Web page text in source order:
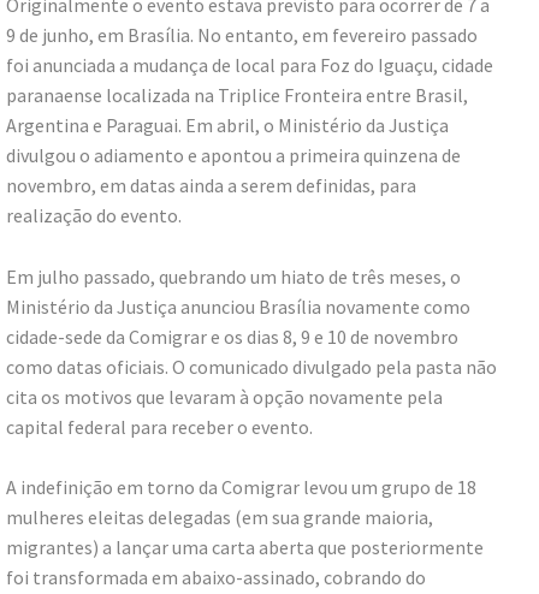
Originalmente o evento estava previsto para ocorrer de 7 a
9 de junho, em Brasília. No entanto, em fevereiro passado
foi anunciada a mudança de local para Foz do Iguaçu, cidade
paranaense localizada na Triplice Fronteira entre Brasil,
Argentina e Paraguai. Em abril, o Ministério da Justiça
divulgou o adiamento e apontou a primeira quinzena de
novembro, em datas ainda a serem definidas, para
realização do evento.
Em julho passado, quebrando um hiato de três meses, o
Ministério da Justiça anunciou Brasília novamente como
cidade-sede da Comigrar e os dias 8, 9 e 10 de novembro
como datas oficiais. O comunicado divulgado pela pasta não
cita os motivos que levaram à opção novamente pela
capital federal para receber o evento.
A indefinição em torno da Comigrar levou um grupo de 18
mulheres eleitas delegadas (em sua grande maioria,
migrantes) a lançar uma carta aberta que posteriormente
foi transformada em abaixo-assinado, cobrando do